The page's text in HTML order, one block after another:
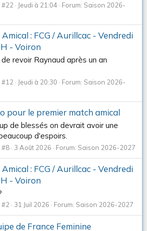
#22 Jeudi à 21:04 Forum: Saison 2026-
Amical : FCG / Aurillcac - Vendredi
- Voiron
revoir Raynaud après un an
#12 Jeudi à 20:30 Forum: Saison 2026-
pour le premier match amical
de blessés on devrait avoir une
d'espoirs.
#8 3 Août 2026 Forum: Saison 2026-2027
Amical : FCG / Aurillcac - Vendredi
- Voiron
#2 31 Juil 2026 Forum: Saison 2026-2027
de France Feminine